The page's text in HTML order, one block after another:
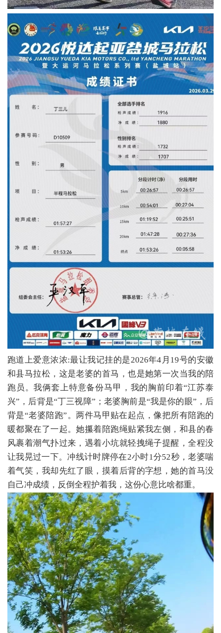
跑道上爱意浓浓:最让我记挂的是2026年4月19号的安徽
和县马拉松，这是老婆的首马，也是她第一次当我的陪
跑员。我俩套上特意备份马甲，我的胸前印着“江苏泰
兴”，后背是“丁三视障”；老婆胸前是“我是你的眼”，后
背是“老婆陪跑”。两件马甲贴在起点，像把所有陪跑的
暖都聚在了一起。她攥着陪跑绳贴紧我左侧，和县的春
风裹着潮气扑过来，遇着小坑就轻拽绳子提醒，全程没
让我晃过一下。冲线计时牌停在2小时1分52秒，老婆喘
着气笑，我却先红了眼，摸着后背的字想，她的首马没
自己冲成绩，反倒全程护着我，这份心意比啥都重。